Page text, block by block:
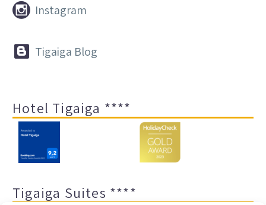

 Instagram

 Tigaiga Blog
Hotel Tigaiga ****
Tigaiga Suites ****